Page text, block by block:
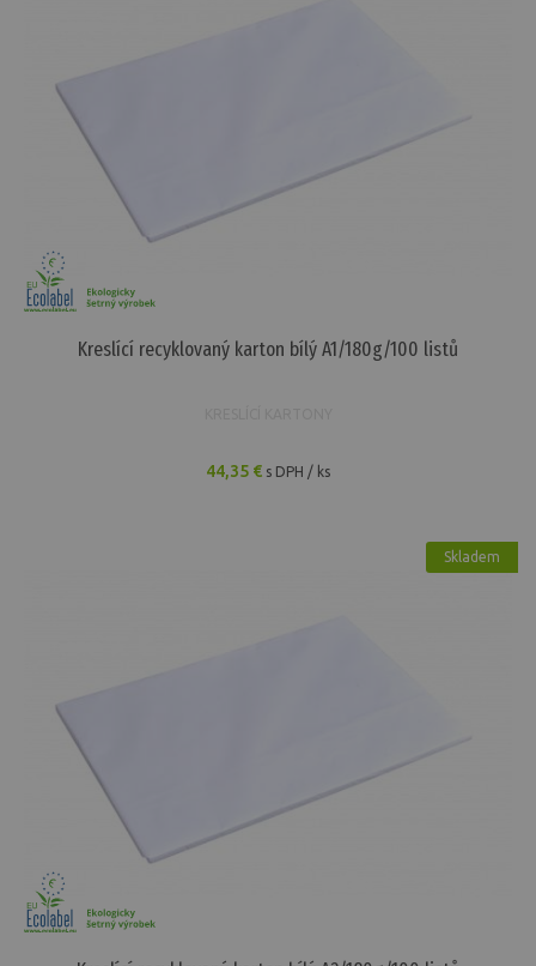
Kreslící recyklovaný karton bílý A1/180g/100 listů
44,35 € s DPH / ks
Skladem